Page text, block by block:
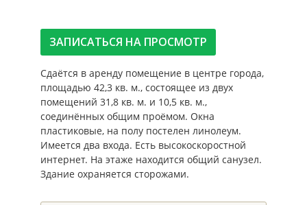
ЗАПИСАТЬСЯ НА ПРОСМОТР
Сдаётся в аренду помещение в центре города,
площадью 42,3 кв. м., состоящее из двух
помещений 31,8 кв. м. и 10,5 кв. м.,
соединённых общим проёмом. Окна
пластиковые, на полу постелен линолеум.
Имеется два входа. Есть высокоскоростной
интернет. На этаже находится общий санузел.
Здание охраняется сторожами.